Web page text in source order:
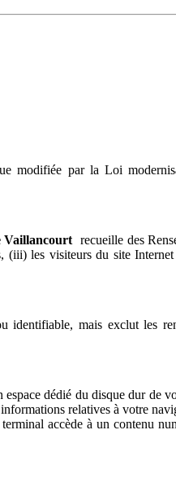
modifiée par la Loi
Vaillancourt recueille des
(iii) les visiteurs du site
mais exclut les
dédié du disque dur
relatives à votre
accède à un contenu